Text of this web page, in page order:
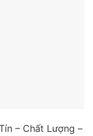
– Chất Lượng –